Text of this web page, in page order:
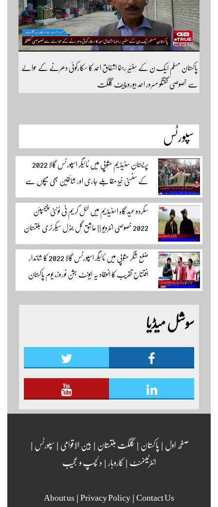
پاکستان مسلم لیک ن کے سنئیر رہنما اشفاق احمد کا سکارکوئی دھرنے کے حوالے
سے خصوصی گفتگو مسرور احمد بیورو چیف گلگت
سپورٹس
پریستان سٹیڈیم حشوپی میں ٹائیگر اسپورٹس گالا 2022
کے سنسنی خیز مقابلے جاری اور شائقین بھی میچوں سے
لطف اندوز ہو رہے ہیں۔ سجاد حسین نمائندہ شگر مکمل
وڈیوز دیکھنے لئے لئے لنک پر کلک کریں۔
سکردو عید گاہ اسٹیڈیم میں لٹل کریم ٹی ٹونٹی چیمپئن
2022 خصوصی انٹرویو || عاشق گل جنرل سیکرٹری بلتستان
کرکٹ ایسوسیشن کیمرہ مین یاور کمال کے ساتھ الطاف احمد
اسپورٹس ایڈیٹر سکردو مزید اپڈیٹس کے لئے ہمارے
یوٹیوب چینل لنک پر یہاں کلک کریں
ضلع شگر حشوپی میں ٹائیگر اسپورٹس گالا 2022 کا شاندار
افتتاح تقریب کا انعقاد یہ ایونٹ جشن نوروز، یوم پاکستان
اور جشن بہاراں کی مناسبت سے ٹائیگر اسپورٹس کلب
کے زیر اہتمام منعقدہ کیا جا رہا ہے۔ سجاد حسین نمائندہ شگر
مزید اپڈیٹس دیکھنے کے لئے ہمارے یوٹیوب چینل لنکسوشل میڈیا
صفحہ اول|پاکستان|گلگت بلتستان|بین الاقوامی|سپورٹس|
انٹرٹینمنٹ|کاروبار|دلچسپ و عجیب
About us|Privacy Policy|Contact Us